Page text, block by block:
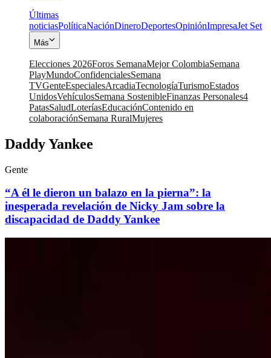
Últimas
noticiasPolíticaNaciónDineroDeportesOpiniónImpresaJet Set
Más
Elecciones 2026Foros SemanaMejor ColombiaSemana
PlayMundoConfidencialesSemana
TVGenteEspecialesArcadiaTecnologíaTurismoEstados
UnidosVehículosSemana SostenibleFinanzas Personales4
PatasSaludLoteríasEducaciónContenido en
colaboraciónSemana RuralMujeres
Daddy Yankee
Gente
“A él le dieron un balazo en la pierna”: la
inesperada revelación de Nicky Jam sobre la
discapacidad de Daddy Yankee